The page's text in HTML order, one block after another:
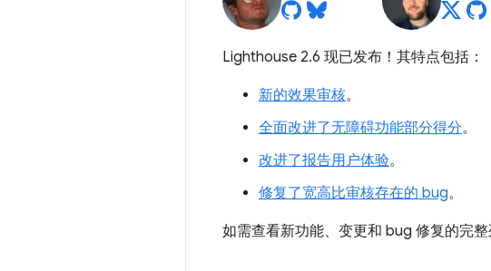
Lighthouse 2.6 现已发布！其特点包括：
新的效果审核。
全面改进了无障碍功能部分得分。
改进了报告用户体验。
修复了宽高比审核存在的 bug。
如需查看新功能、变更和 bug 修复的完